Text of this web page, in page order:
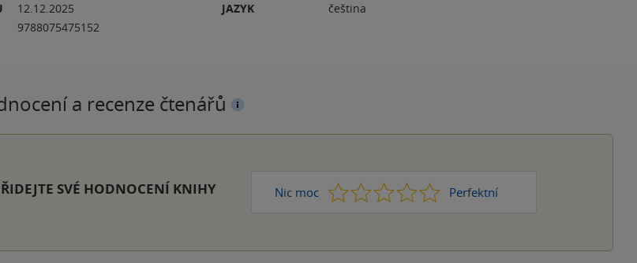
12.12.2025
9788075475152
JAZYK
čeština
a recenze čtenářů
SVÉ HODNOCENÍ KNIHY Nic moc 1 2 3 4 Perfektní
5